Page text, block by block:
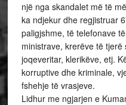
një nga skandalet më të
ka ndjekur dhe regjistruar
paligjshme, të telefonave
ministrave, krerëve të
joqeveritar, klerikëve, etj.
korruptive dhe kriminale,
fshehje të vrasjeve.
Lidhur me ngjarjen e